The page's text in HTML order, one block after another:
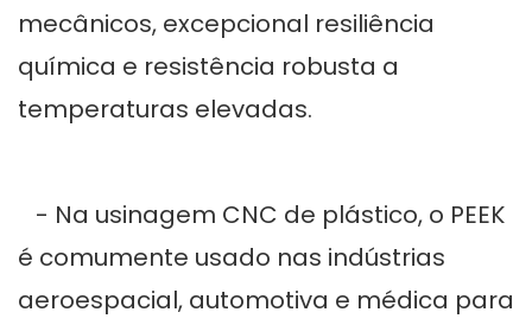
mecânicos, excepcional resiliência
química e resistência robusta a
temperaturas elevadas.
- Na usinagem CNC de plástico, o PEEK
é comumente usado nas indústrias
aeroespacial, automotiva e médica para